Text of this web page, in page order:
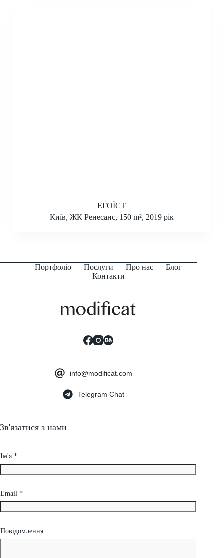
ЕГОЇСТ
Київ, ЖК Ренесанс, 150 m², 2019 рік
Портфоліо Послуги Про нас
Блог
Контакти
Зв'язатися з нами
Ім'я *
Email *
Повідомлення
info@modificat.com
Telegram Chat